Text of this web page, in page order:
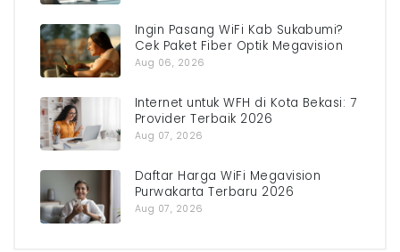
Ingin Pasang WiFi Kab Sukabumi?
Cek Paket Fiber Optik Megavision
Aug 06, 2026
Internet untuk WFH di Kota Bekasi: 7
Provider Terbaik 2026
Aug 07, 2026
Daftar Harga WiFi Megavision
Purwakarta Terbaru 2026
Aug 07, 2026